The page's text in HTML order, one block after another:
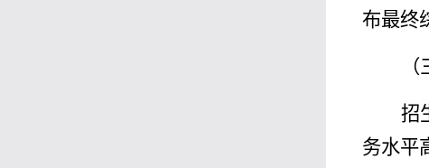
布最终
招
务水平